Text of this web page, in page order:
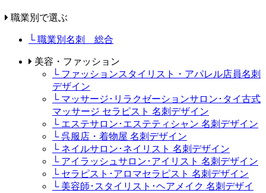
職業別で選ぶ
└ 職業別名刺 総合
美容・ファッション
└ ファッションスタイリスト・アパレル店員名刺
デザイン
└ マッサージ･リラクゼーションサロン･タイ古式
マッサージ セラピスト 名刺デザイン
└ エステサロン･エステティシャン 名刺デザイン
└ 呉服店・着物屋 名刺デザイン
└ ネイルサロン･ネイリスト 名刺デザイン
└ アイラッシュサロン･アイリスト 名刺デザイン
└ セラピスト･アロマセラピスト 名刺デザイン
└ 美容師･スタイリスト･ヘアメイク 名刺デザイ